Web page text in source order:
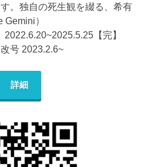
。独自の死生観を綴る、希有
）
【完】
号 2023.2.6~
詳細